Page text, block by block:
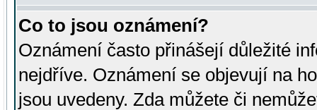
Co to jsou oznámení?
Oznámení často přinášejí důležité
nejdříve. Oznámení se objevují na
jsou uvedeny. Zda můžete či